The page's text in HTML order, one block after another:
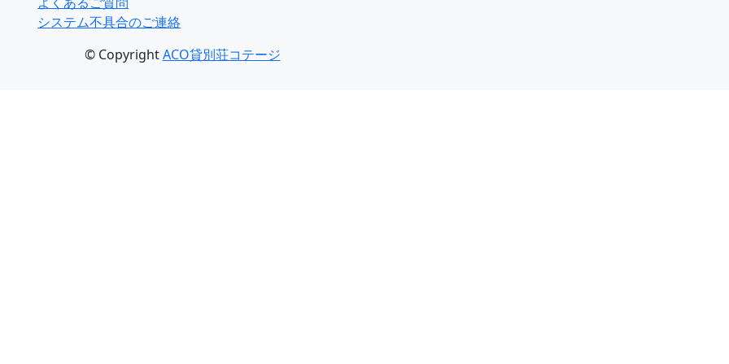
システム不具合のご連絡
© CopyrightACO貸別荘コテージ